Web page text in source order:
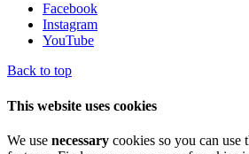
Facebook
Instagram
YouTube
Back to top
This website uses cookies
We use necessary cookies so you can use